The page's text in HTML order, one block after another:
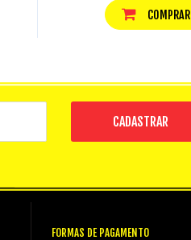
COMPRAR
CADASTRAR
FORMAS DE PAGAMENTO